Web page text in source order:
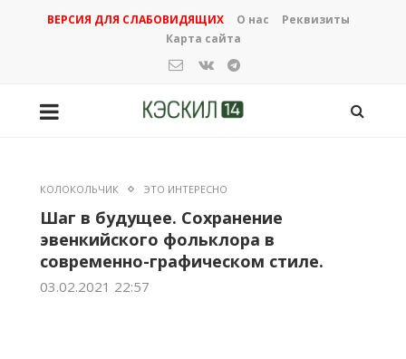
ВЕРСИЯ ДЛЯ СЛАБОВИДЯЩИХ О нас
Реквизиты
Карта сайта
КОЛОКОЛЬЧИК ЭТО ИНТЕРЕСНО
Шаг в будущее. Сохранение
эвенкийского фольклора в
современно-графическом стиле.
03.02.2021 22:57